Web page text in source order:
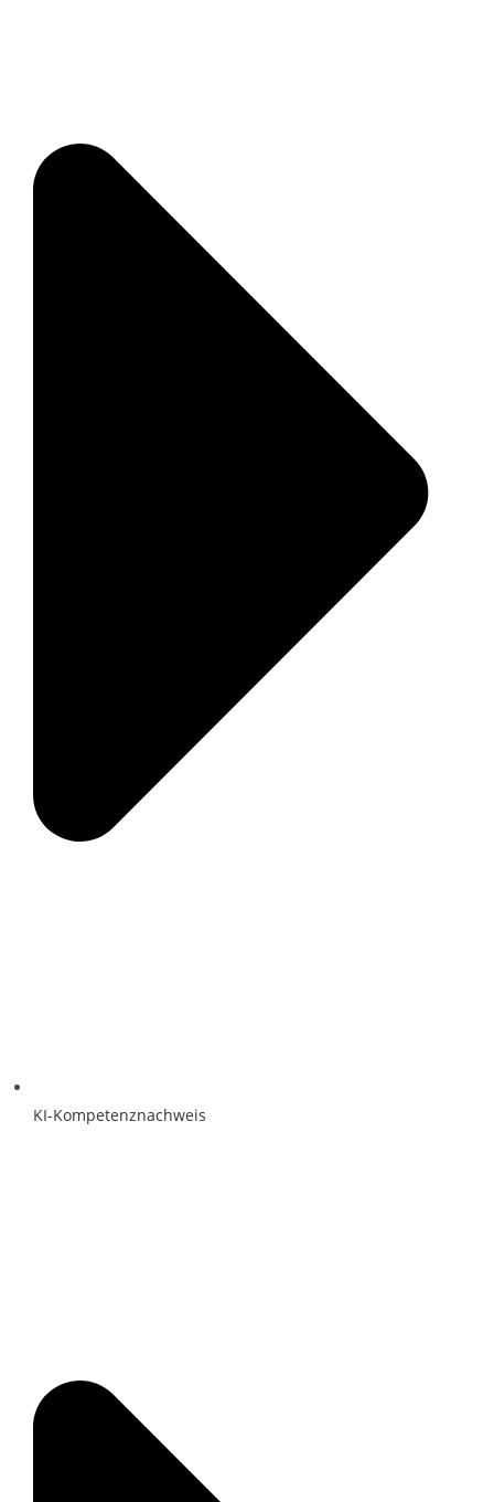
KI-Kompetenznachweis